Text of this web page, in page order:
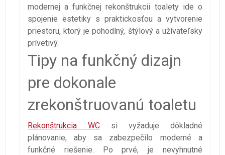
modernej a funkčnej rekonštrukcii toalety ide o
spojenie estetiky s praktickosťou a vytvorenie
priestoru, ktorý je pohodlný, štýlový a užívateľsky
prívetivý.
Tipy na funkčný dizajn
pre dokonale
zrekonštruovanú toaletu
Rekonštrukcia WCsi vyžaduje dôkladné
plánovanie, aby sa zabezpečilo moderné a
funkčné riešenie. Po prvé, je nevyhnutné